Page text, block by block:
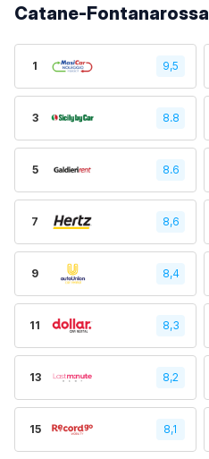
Catane-Fontanarossa
1 9,5
3 8.8
5 8.6
7 8,6
9 8,4
11 8,3
13 8,2
15 8,1